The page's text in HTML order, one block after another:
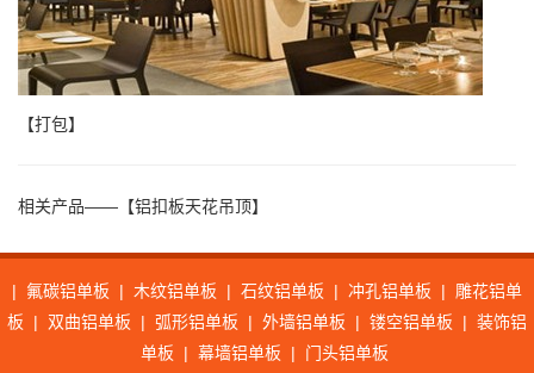
【打包】
相关产品——【铝扣板天花吊顶】
| 氟碳铝单板 | 木纹铝单板 | 石纹铝单板 | 冲孔铝单板 |
雕花铝单
板
| 双曲铝单板 | 弧形铝单板 | 外墙铝单板 | 镂空铝单板 | 装饰铝
单板
| 幕墙铝单板 |
门头铝单板